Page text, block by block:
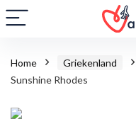
Home Griekenland
Sunshine Rhodes